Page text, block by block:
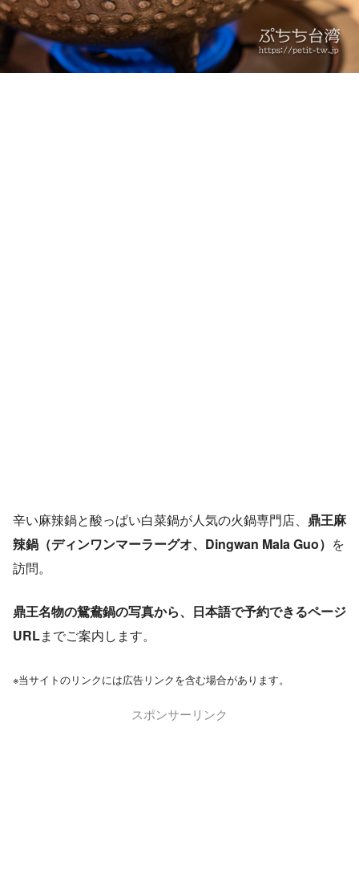
辛い麻辣鍋と酸っぱい白菜鍋が人気の火鍋専門店、 鼎王麻
辣鍋（ディンワンマーラーグオ、Dingwan Mala Guo） を
訪問。
鼎王名物の鴛鴦鍋の写真から、日本語で予約できるページ
URLまでご案内します。
※当サイトのリンクには広告リンクを含む場合があります。
スポンサーリンク